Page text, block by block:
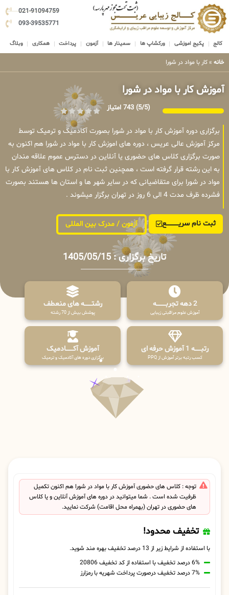
021-91094759
093-39535771
کالج پکیج اموزشی ورکشاپ ها سمینار ها آزمون پرداخت همکاری وبلاگ
خانه » کار با مواد در شورا
آموزش کار با مواد در شورا
(5/5) 743 امتیاز
برگزاری دوره آموزش کار با مواد در شورا بصورت آکادمیک و ترمیک توسط
مرکز آموزش عالی عریس ، دوره های اموزش کار با مواد در شورا هم اکنون به
صورت برگزاری کلاس های حضوری یا آنلاین در دسترس عموم علاقه مندان
به این رشته قرار گرفته است ، همچنین ثبت نام در کلاس های آموزش کار با
مواد در شورا برای متقاضیانی که در سایر شهر ها و استان ها هستند بصورت
فشرده ظرف مدت 4 الی 6 روز در تهران برگزار میشوند .
ثبت نام سریــــــــــــع آزمون / مدرک بین المللی
تاریخ برگزاری : 1405/05/15
2 دهه تجربـــــــــه
آموزش علوم مراقبتی زیبایی
رشتـــــــه های منعطف
پوشش بیش از 70 رشته
رتبــــــه 1 آموزش حرفه ای
کسب رتبه برتر آموزش از PPQ
آموزش آکـــــــادمیک
برگزاری دوره های آکادمیک و ترمیک
توجه : کلاس های حضوری آموزش کار با مواد در شورا هم اکنون تکمیل
ظرفیت شده است . شما میتوانید در دوره های آموزش آنلاین و یا کلاس
های حضوری در تهران (بهمراه محل اقامت) شرکت نمایید.
تخفیف محدود!
با استفاده از شرایط زیر از 13 درصد تخفیف بهره مند شوید.
6% درصد تخفیف با استفاده از کد تخفیف 20806
7% درصد تخفیف درصورت پرداخت شهریه با رمزارز